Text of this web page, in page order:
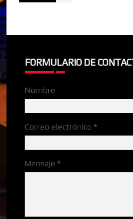
FORMULARIO DE
Nombre
Correo electrónico*
Mensaje*